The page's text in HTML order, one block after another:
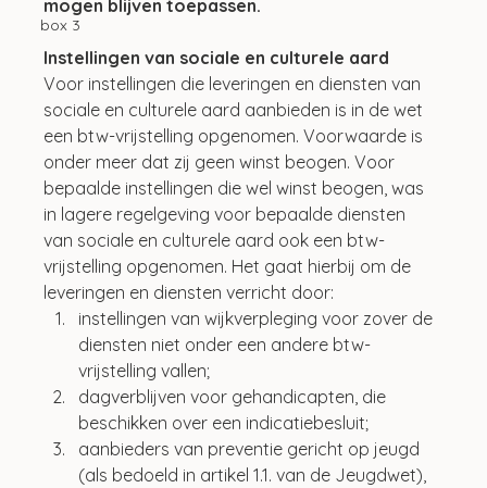
box 3
mogen blijven toepassen.
Instellingen van sociale en culturele aard
Voor instellingen die leveringen en diensten van
sociale en culturele aard aanbieden is in de wet
een btw-vrijstelling opgenomen. Voorwaarde is
onder meer dat zij geen winst beogen. Voor
bepaalde instellingen die wel winst beogen, was
in lagere regelgeving voor bepaalde diensten
van sociale en culturele aard ook een btw-
vrijstelling opgenomen. Het gaat hierbij om de
leveringen en diensten verricht door:
instellingen van wijkverpleging voor zover de
diensten niet onder een andere btw-
vrijstelling vallen;
dagverblijven voor gehandicapten, die
beschikken over een indicatiebesluit;
aanbieders van preventie gericht op jeugd
(als bedoeld in artikel 1.1. van de Jeugdwet),